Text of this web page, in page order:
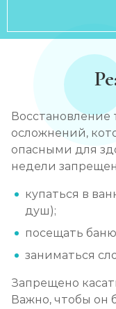
Восстановление
осложнений,
опасными для
недели
купаться в
душ);
посещать
заниматься
Запрещено
Важно, чтобы он